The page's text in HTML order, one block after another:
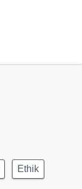
Ethik